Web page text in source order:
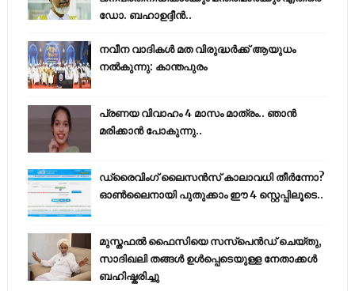
ഡോ. ബഹാഉദ്ദീൻ..
നവീന വാദികൾ മത വിരുദ്ധർക്ക് ആയുധം
നൽകുന്നു: കാന്തപുരം
പ്രണയ വിവാഹം 4 മാസം മാത്രം.. ഞാൻ
മരിക്കാൻ പോകുന്നു..
ഡ്രൈവിംഗ് ലൈസൻസ് കാലാവധി തീർന്നോ?
ഓൺലൈനായി പുതുക്കാം ഈ 4 സ്റ്റെപ്പിലൂടെ..
മുസ്തഫൽ ഫൈസിയെ സസ്‌പെൻഡ് ചെയ്തു,
സാദിഖലി തങ്ങൾ ഉൾപ്പെടെയുള്ള നേതാക്കൾ
ബഹിഷ്കരിച്ചു